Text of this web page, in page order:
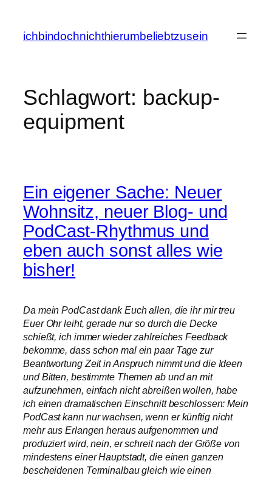
springen
ichbindochnichthierumbeliebtzusein
Schlagwort: backup-
equipment
Ein eigener Sache: Neuer
Wohnsitz, neuer Blog- und
PodCast-Rhythmus und
eben auch sonst alles wie
bisher!
Da mein PodCast dank Euch allen, die ihr mir treu
Euer Ohr leiht, gerade nur so durch die Decke
schießt, ich immer wieder zahlreiches Feedback
bekomme, dass schon mal ein paar Tage zur
Beantwortung Zeit in Anspruch nimmt und die Ideen
und Bitten, bestimmte Themen ab und an mit
aufzunehmen, einfach nicht abreißen wollen, habe
ich einen dramatischen Einschnitt beschlossen: Mein
PodCast kann nur wachsen, wenn er künftig nicht
mehr aus Erlangen heraus aufgenommen und
produziert wird, nein, er schreit nach der Größe von
mindestens einer Hauptstadt, die einen ganzen
bescheidenen Terminalbau gleich wie einen